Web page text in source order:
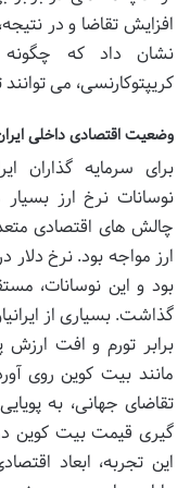
افزایش تقاضا و در
نشان داد که چگونه
کریپتوکارنسی، می
وضعیت اقتصادی داخلی
برای سرمایه گذاران
چالش های اقتصادی
ارز مواجه بود. نرخ دلار
بود و این نوسانات،
گذاشت. بسیاری از
برابر تورم و افت
مانند بیت کوین روی
تقاضای جهانی، به
این تجربه، ابعاد